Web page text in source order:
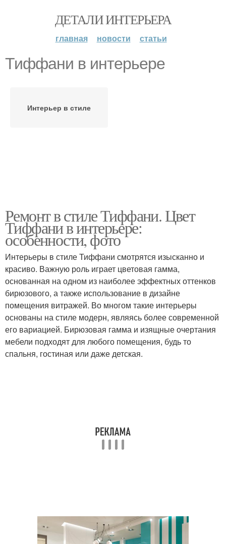
ДЕТАЛИ ИНТЕРЬЕРА
главная новости статьи
Тиффани в интерьере
Интерьер в стиле
Ремонт в стиле Тиффани. Цвет
Тиффани в интерьере:
особенности, фото
Интерьеры в стиле Тиффани смотрятся изысканно и
красиво. Важную роль играет цветовая гамма,
основанная на одном из наиболее эффектных оттенков
бирюзового, а также использование в дизайне
помещения витражей. Во многом такие интерьеры
основаны на стиле модерн, являясь более современной
его вариацией. Бирюзовая гамма и изящные очертания
мебели подходят для любого помещения, будь то
спальня, гостиная или даже детская.